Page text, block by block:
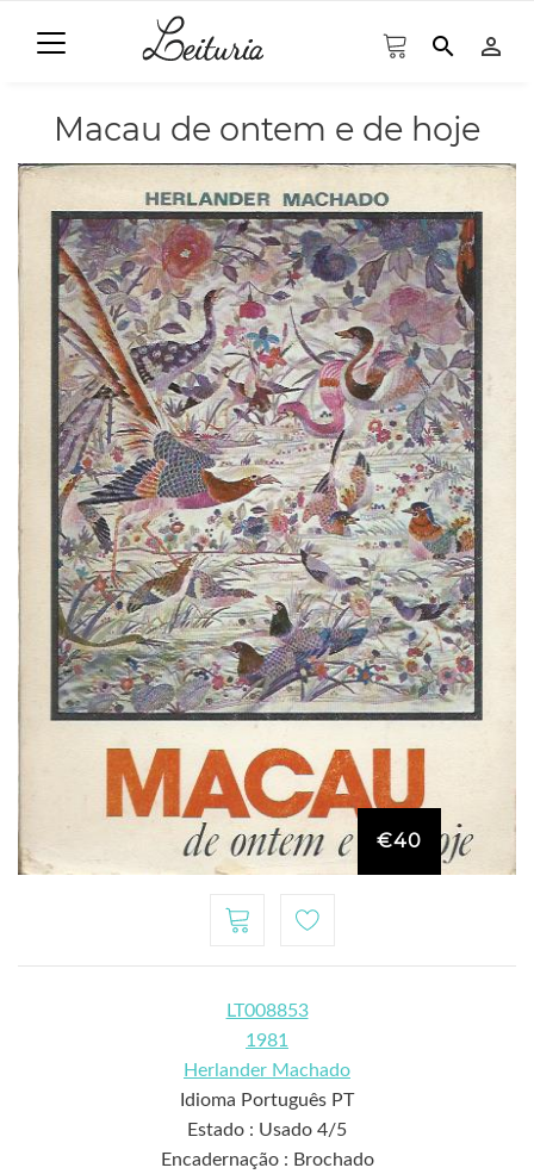
search person_outline
Macau de ontem e de hoje
€40
LT008853
1981
Herlander Machado
Idioma Português PT
Estado : Usado 4/5
Encadernação : Brochado